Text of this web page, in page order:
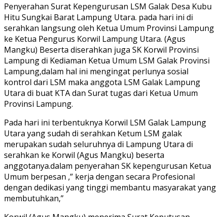
Penyerahan Surat Kepengurusan LSM Galak Desa Kubu
Hitu Sungkai Barat Lampung Utara. pada hari ini di
serahkan langsung oleh Ketua Umum Provinsi Lampung
ke Ketua Pengurus Korwil Lampung Utara. (Agus
Mangku) Beserta diserahkan juga SK Korwil Provinsi
Lampung di Kediaman Ketua Umum LSM Galak Provinsi
Lampung,dalam hal ini mengingat perlunya sosial
kontrol dari LSM maka anggota LSM Galak Lampung
Utara di buat KTA dan Surat tugas dari Ketua Umum
Provinsi Lampung.
Pada hari ini terbentuknya Korwil LSM Galak Lampung
Utara yang sudah di serahkan Ketum LSM galak
merupakan sudah seluruhnya di Lampung Utara di
serahkan ke Korwil (Agus Mangku) beserta
anggotanya.dalam penyerahan SK kepengurusan Ketua
Umum berpesan ,” kerja dengan secara Profesional
dengan dedikasi yang tinggi membantu masyarakat yang
membutuhkan,”